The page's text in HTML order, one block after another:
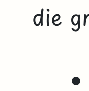
die